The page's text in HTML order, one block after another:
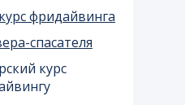
курс
спасателя
фридайвинга